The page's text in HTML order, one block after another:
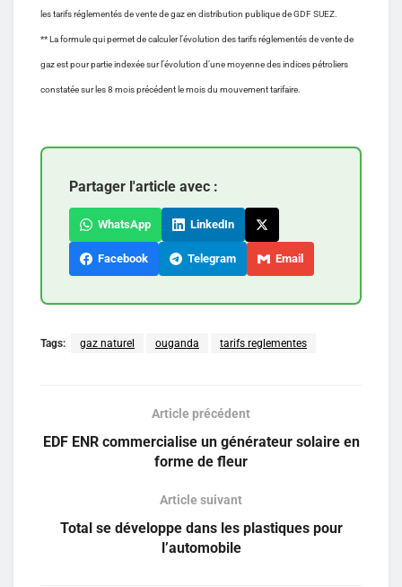
les tarifs réglementés de vente de gaz en distribution publique de GDF SUEZ.
** La formule qui permet de calculer l’évolution des tarifs réglementés de vente de
gaz est pour partie indexée sur l’évolution d’une moyenne des indices pétroliers
constatée sur les 8 mois précédent le mois du mouvement tarifaire.
Partager l'article avec :
WhatsApp LinkedIn
Facebook Telegram Email
Tags: gaz naturel ouganda tarifs reglementes
Article précédent
EDF ENR commercialise un générateur solaire en
forme de fleur
Article suivant
Total se développe dans les plastiques pour
l’automobile